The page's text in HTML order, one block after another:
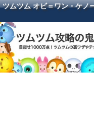
ツムツム オビ＝ワン・ケノ